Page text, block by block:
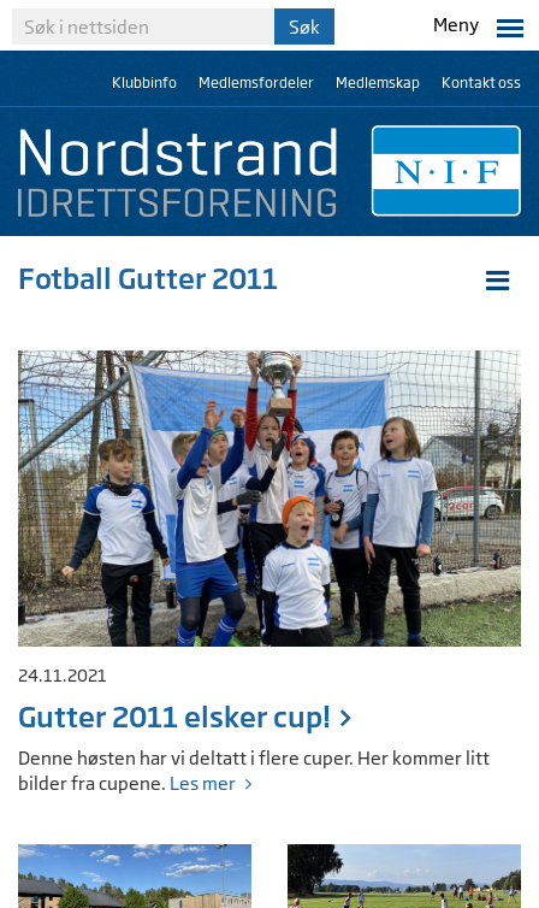
Meny
Klubbinfo Medlemsfordeler Medlemskap Kontakt oss
Fotball Gutter 2011
24.11.2021
Gutter 2011 elsker cup!
Denne høsten har vi deltatt i flere cuper. Her kommer litt
bilder fra cupene. Les mer